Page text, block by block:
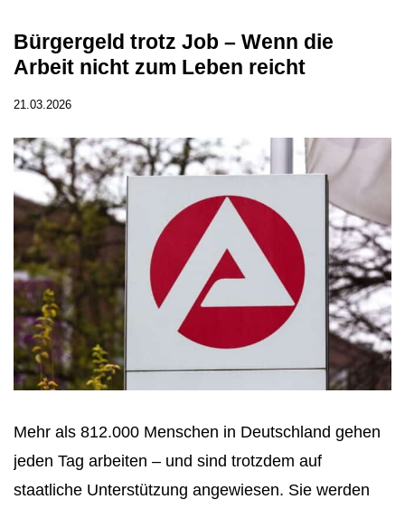
Bürgergeld trotz Job – Wenn die
Arbeit nicht zum Leben reicht
21.03.2026
Mehr als 812.000 Menschen in Deutschland gehen
jeden Tag arbeiten – und sind trotzdem auf
staatliche Unterstützung angewiesen. Sie werden